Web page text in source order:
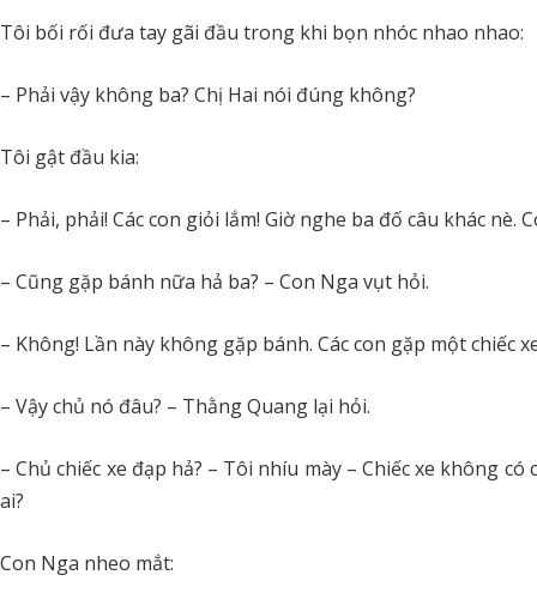
Tôi bối rối đưa tay gãi đầu trong khi bọn nhóc nhao nhao:
– Phải vậy không ba? Chị Hai nói đúng không?
Tôi gật đầu kia:
– Phải, phải! Các con giỏi lắm! Giờ nghe ba đố câu khác
– Cũng gặp bánh nữa hả ba? – Con Nga vụt hỏi.
– Không! Lần này không gặp bánh. Các con gặp một chiếc
– Vậy chủ nó đâu? – Thằng Quang lại hỏi.
– Chủ chiếc xe đạp hả? – Tôi nhíu mày – Chiếc xe không
ai?
Con Nga nheo mắt: